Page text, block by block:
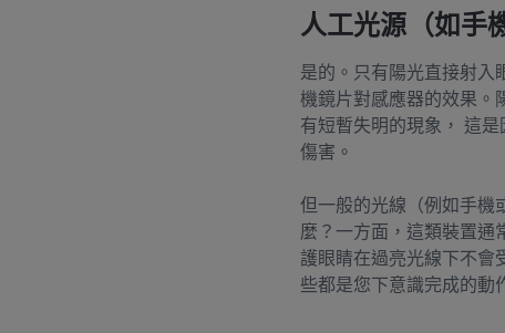
人工光源（如手
是的。只有陽光直接射入
機鏡片對感應器的效果。
有短暫失明的現象， 這
傷害。
但一般的光線（例如手機
麼？一方面，這類裝置通
護眼睛在過亮光線下不會
些都是您下意識完成的動